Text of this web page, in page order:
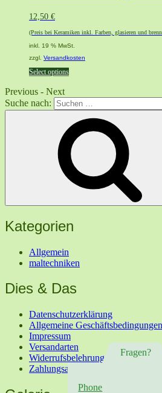
12,50 €
(Preis bei Keramiken inkl. Farben, glasieren und
inkl. 19 % MwSt.
zzgl. Versandkosten
Select options
Previous - Next
Suche nach:
Kategorien
Allgemein
maltechniken
Dies & Das
Datenschutzerklärung
Allgemeine Geschäftsbedingungen
Impressum
Versandarten
Widerrufsbelehrung
Zahlungsarten
Fragen?
Phone